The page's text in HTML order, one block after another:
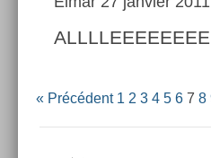
« Précédent 1 2 3 4 5 6 7 8